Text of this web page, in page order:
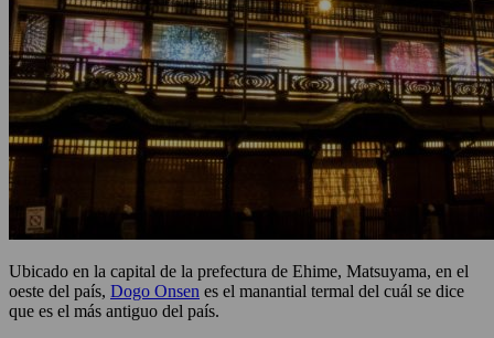
Ubicado en la capital de la prefectura de Ehime, Matsuyama, en el
oeste del país, Dogo Onsen es el manantial termal del cuál se dice
que es el más antiguo del país.